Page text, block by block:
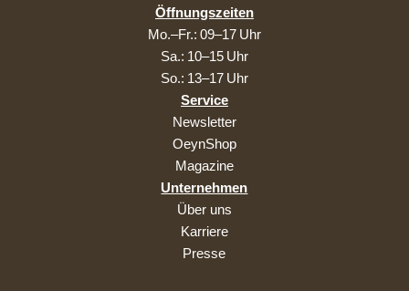
Öffnungszeiten
Mo.–Fr.: 09–17 Uhr
Sa.: 10–15 Uhr
So.: 13–17 Uhr
Service
Newsletter
OeynShop
Magazine
Unternehmen
Über uns
Karriere
Presse